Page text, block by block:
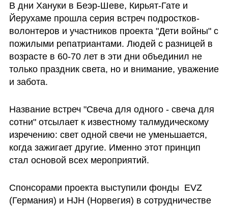
В дни Хануки в Беэр-Шеве, Кирьят-Гате и
Йерухаме прошла серия встреч подростков-
волонтеров и участников проекта "Дети войны" с
пожилыми репатриантами. Людей с разницей в
возрасте в 60-70 лет в эти дни объединил не
только праздник света, но и внимание, уважение
и забота.
Название встреч "Свеча для одного - свеча для
сотни" отсылает к известному талмудическому
изречению: свет одной свечи не уменьшается,
когда зажигает другие. Именно этот принцип
стал основой всех мероприятий.
Спонсорами проекта выступили фонды  EVZ
(Германия) и HJH (Норвегия) в сотрудничестве